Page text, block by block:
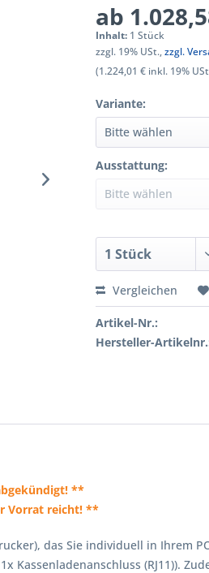
ab
Inhalt: 1 Stück
zzgl. 19% USt.,zzgl.
(1.224,01 € inkl. 19%
Variante:
Ausstattung:
Vergleichen
Artikel-Nr.:
Hersteller-
**
Vorrat reicht! **
das Sie individuell in Ihrem
Kassenladenanschluss (RJ11)).